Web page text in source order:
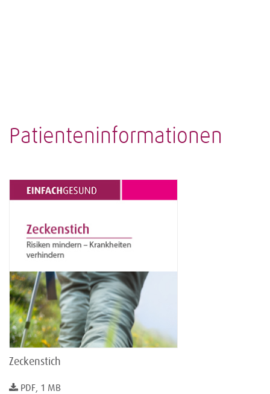
Patienteninformationen
Zeckenstich
PDF, 1 MB